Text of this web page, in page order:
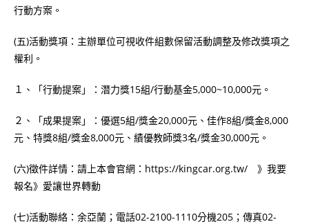
行動方案。
(五)活動獎項：主辦單位可視收件組數保留活動調整及修改獎項之
權利。
１、「行動提案」：潛力獎15組/行動基金5,000~10,000元。
２、「成果提案」：優選5組/獎金20,000元、佳作8組/獎金8,000
元、特獎8組/獎金8,000元、績優教師獎3名/獎金30,000元。
(六)徵件詳情：請上本會官網：https://kingcar.org.tw/ 》我要
報名》愛讓世界轉動
(七)活動聯絡：余亞蘭；電話02-2100-1110分機205；傳真02-